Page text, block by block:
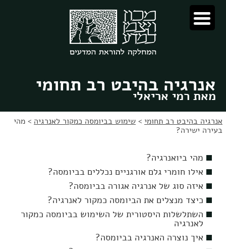
לתוכן
לניווט
אנרגיה בהיבט רב תחומי
מאת רמי אריאלי
אנרגיה בהיבט רב תחומי > שימוש בביומסה כמקור לאנרגיה > מהי
בעירה ישירה?
מהי ביואנרגיה?
אילו חומרי גלם אורגניים נכללים בביומסה?
איזה סוג של אנרגיה אגורה בביומסה?
כיצד מנצלים את הביומסה כמקור לאנרגיה?
השתלשלות היסטורית של השימוש בביומסה כמקור
לאנרגיה
איך נוצרה האנרגיה בביומסה?